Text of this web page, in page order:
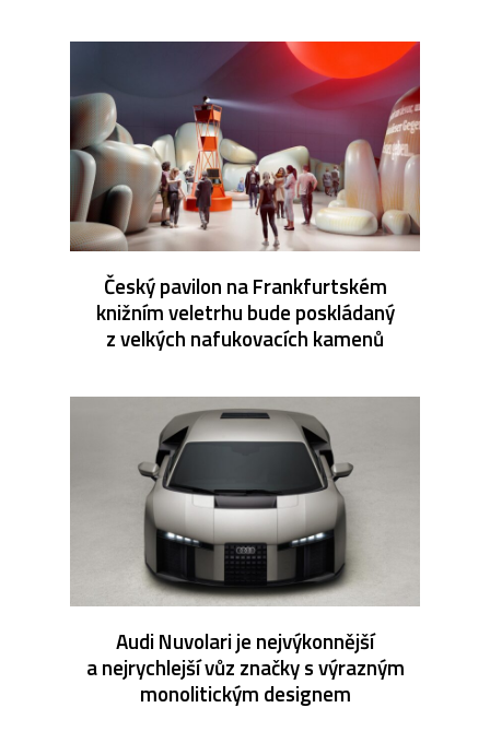
Český pavilon na Frankfurtském
knižním veletrhu bude poskládaný
z velkých nafukovacích kamenů
Audi Nuvolari je nejvýkonnější
a nejrychlejší vůz značky s výrazným
monolitickým designem